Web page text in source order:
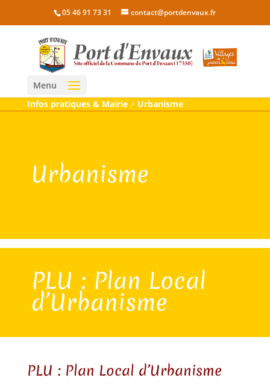
05 46 91 73 31 contact@portdenvaux.fr
Menu
Infos pratiques & Mairie> Urbanisme
Urbanisme
PLU : Plan Local
d’Urbanisme
PLU : Plan Local d’Urbanisme